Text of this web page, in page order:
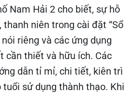
Nam Hải 2 cho biết, sự hỗ
niên trong cài đặt “Sổ
riêng và các ứng dụng
cần thiết và hữu ích. Các
dẫn tỉ mỉ, chi tiết, kiên trì
sử dụng thành thạo. Khi